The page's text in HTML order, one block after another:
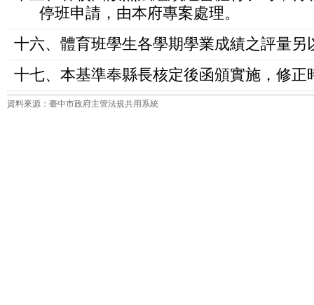
停班申請，由本府專案處理。
十六、體育班學生各學期學業成績之評量另
十七、本基準奉縣長核定後函頒實施，修正
資料來源：臺中市政府主管法規共用系統